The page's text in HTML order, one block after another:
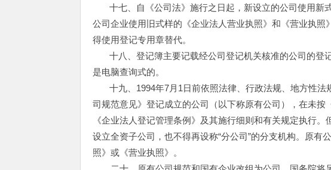
十七、自《公司法》施行之日起，新设立的公司使用新
公司企业使用旧式样的《企业法人营业执照》和《营业执
得使用登记专用章替代。
十八、登记簿主要记载经公司登记机关核准的公司的登
是电脑查询式的。
十九、1994年7月1日前依照法律、行政法规、地方性
司规范意见》登记成立的公司（以下称原有公司），在未
《企业法人登记管理条例》及其施行细则和有关规定执行
设立全资子公司，也不得再设称“分公司”的分支机构。原有
照》或《营业执照》。